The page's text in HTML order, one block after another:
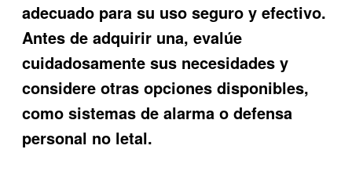
adecuado para su uso seguro y efectivo.
Antes de adquirir una, evalúe
cuidadosamente sus necesidades y
considere otras opciones disponibles,
como sistemas de alarma o defensa
personal no letal.